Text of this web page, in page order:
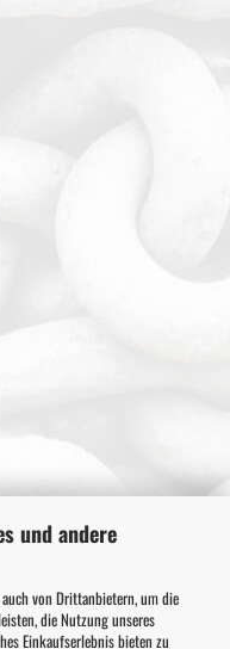
und andere
von Drittanbietern, um die
die Nutzung unseres
Einkaufserlebnis bieten zu